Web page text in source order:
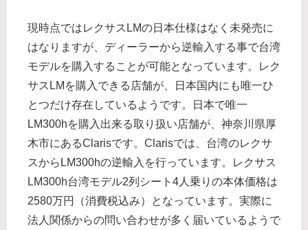
現時点ではレクサスLMの日本仕様はなく未発売に
はなりますが、ディーラーから逆輸入する事で台湾
モデルを購入することが可能となっています。レク
サスLMを購入できる店舗が、日本国内にも唯一ひ
とつだけ存在しているようです。日本で唯一
LM300hを購入出来る取り扱い店舗が、神奈川県厚
木市にあるClarisです。Clarisでは、台湾のレクサ
スからLM300hの逆輸入を行っています。レクサス
LM300h台湾モデル2列シート4人乗りの本体価格は
2580万円（消費税込み）となっています。実際に
法人関係からの問い合わせが多く届いているようで